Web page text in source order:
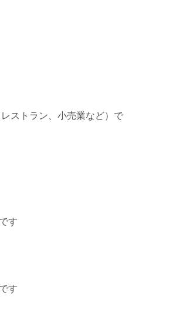
ストラン、小売業など）で
す
す